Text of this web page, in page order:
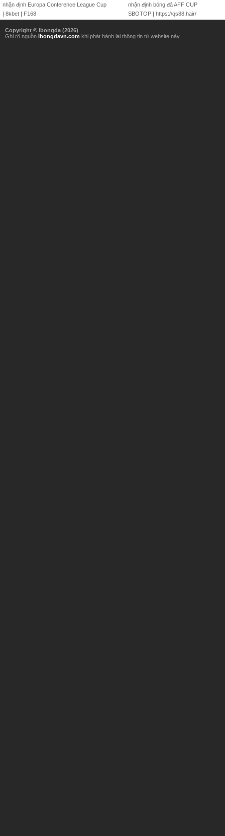
nhận định Europa Conference League Cup
8kbet F168
nhận định bóng đá AFF CUP
SBOTOP
https://qs88.hair/
Copyright © ibongda (2026)
Ghi rõ nguồn ibongdavn.com khi phát hành lại thông tin từ website này